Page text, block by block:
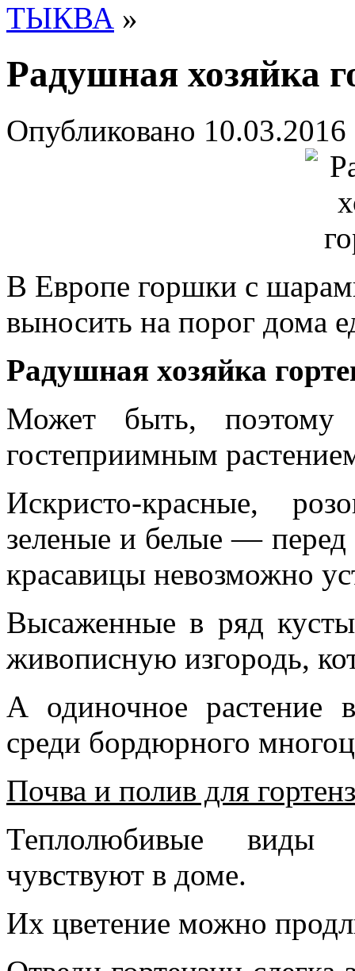
ТЫКВА »
Радушная хозяйка
Опубликовано 10.03.2016
В Европе горшки с
выносить на порог дома
Радушная хозяйка
Может быть, поэтому
гостеприимным
Искристо-красные,
зеленые и белые — перед
красавицы невозможно
Высаженные в ряд
живописную изгородь,
А одиночное растение
среди бордюрного
Почва и полив для
Теплолюбивые виды
чувствуют в доме.
Их цветение можно